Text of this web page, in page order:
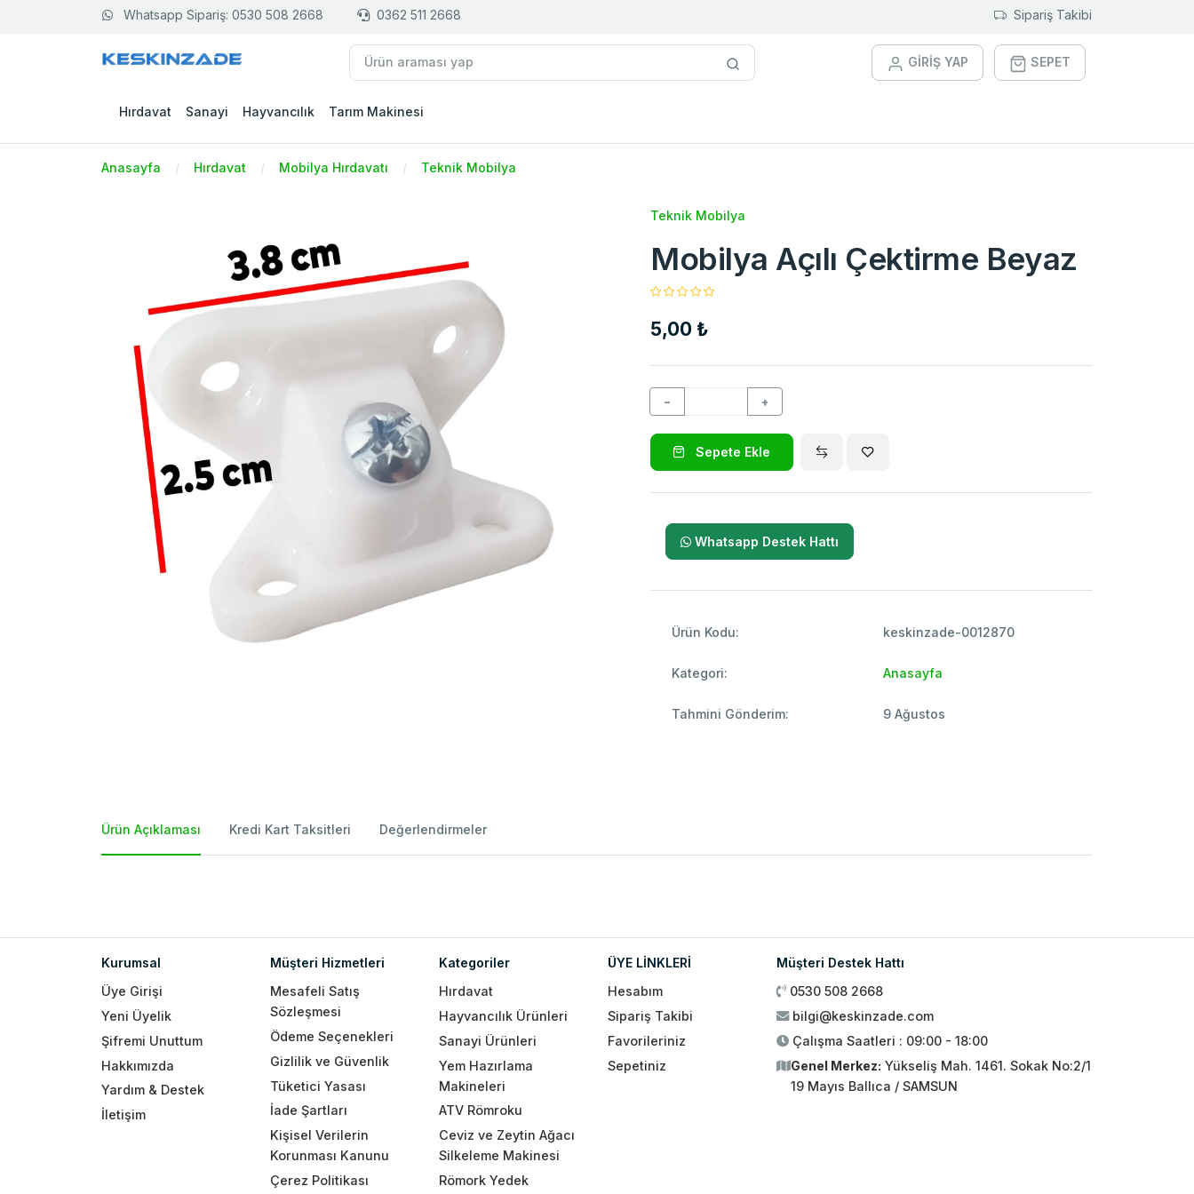
Whatsapp Sipariş: 0530 508 2668 0362 511 2668 Sipariş Takibi
GİRİŞ YAP SEPET
Hırdavat Sanayi Hayvancılık Tarım Makinesi
Anasayfa Hırdavat Mobilya Hırdavatı Teknik Mobilya
Teknik Mobilya
Mobilya Açılı Çektirme Beyaz
5,00 ₺
− +
Sepete Ekle
Whatsapp Destek Hattı
Ürün Kodu: keskinzade-0012870
Kategori: Anasayfa
Tahmini Gönderim: 9 Ağustos
Ürün Açıklaması Kredi Kart Taksitleri Değerlendirmeler
Kurumsal
Üye Girişi
Yeni Üyelik
Şifremi Unuttum
Hakkımızda
Yardım & Destek
İletişim
Müşteri Hizmetleri
Mesafeli Satış
Sözleşmesi
Ödeme Seçenekleri
Gizlilik ve Güvenlik
Tüketici Yasası
İade Şartları
Kişisel Verilerin
Korunması Kanunu
Çerez Politikası
Kategoriler
Hırdavat
Hayvancılık Ürünleri
Sanayi Ürünleri
Yem Hazırlama
Makineleri
ATV Römroku
Ceviz ve Zeytin Ağacı
Silkeleme Makinesi
Römork Yedek
ÜYE LİNKLERİ
Hesabım
Sipariş Takibi
Favorileriniz
Sepetiniz
Müşteri Destek Hattı
0530 508 2668
bilgi@keskinzade.com
Çalışma Saatleri : 09:00 - 18:00
Genel Merkez: Yükseliş Mah. 1461. Sokak No:2/1
19 Mayıs Ballıca / SAMSUN